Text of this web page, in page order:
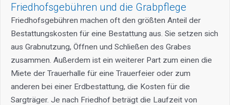
Friedhofsgebühren und die Grabpflege
Friedhofsgebühren machen oft den größten Anteil der
Bestattungskosten für eine Bestattung aus. Sie setzen sich
aus Grabnutzung, Öffnen und Schließen des Grabes
zusammen. Außerdem ist ein weiterer Part zum einen die
Miete der Trauerhalle für eine Trauerfeier oder zum
anderen bei einer Erdbestattung, die Kosten für die
Sargträger. Je nach Friedhof beträgt die Laufzeit von